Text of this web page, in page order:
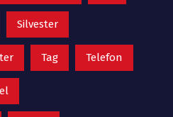
Silvester
Tag Telefon